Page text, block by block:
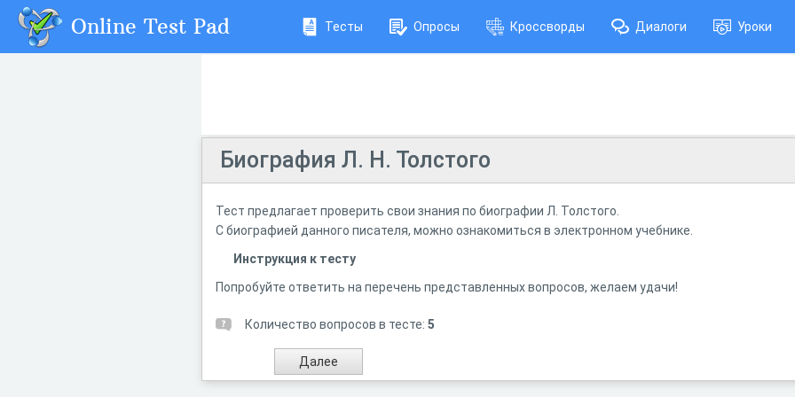
Online Test Pad Тесты Опросы Кроссворды Диалоги Уроки
Биография Л. Н. Толстого
Тест предлагает проверить свои знания по биографии Л. Толстого.
С биографией данного писателя, можно ознакомиться в электронном учебнике.
Инструкция к тесту
Попробуйте ответить на перечень представленных вопросов, желаем удачи!
Количество вопросов в тесте: 5